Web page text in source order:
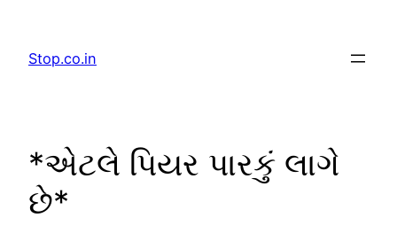
content
Stop.co.in
*એટલે પિયર પારકું લાગે
છે*